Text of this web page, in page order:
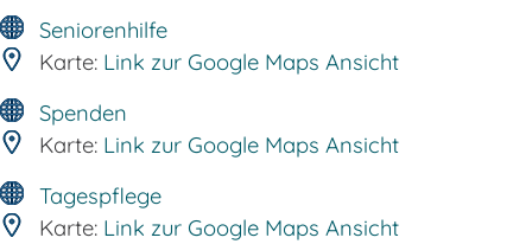
Seniorenhilfe
Karte: Link zur Google Maps Ansicht
Spenden
Karte: Link zur Google Maps Ansicht
Tagespflege
Karte: Link zur Google Maps Ansicht